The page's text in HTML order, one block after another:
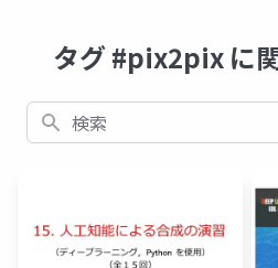
タグ #pix2pix に
検索